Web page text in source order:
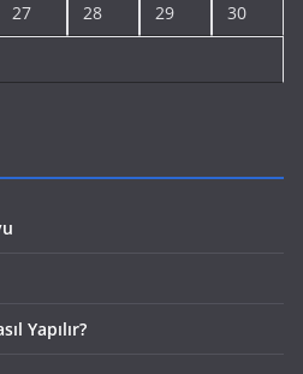
27 28 29 30
Yapılır?